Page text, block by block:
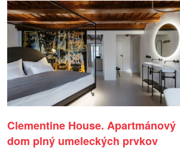
Clementine House. Apartmánový
dom plný umeleckých prvkov